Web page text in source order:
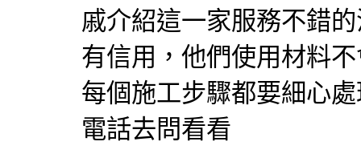
戚介紹這一家服務不錯的
有信用，他們使用材料
每個施工步驟都要細心
電話去問看看